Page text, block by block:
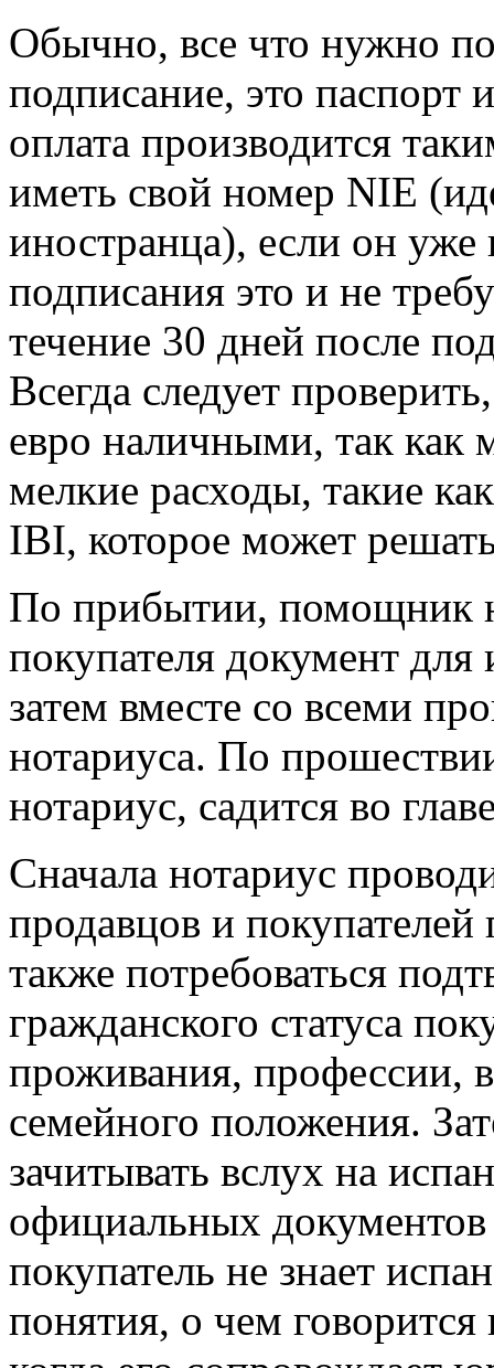
Обычно, все что нужно
подписание, это паспорт
оплата производится
иметь свой номер NIE
иностранца), если он
подписания это и не
течение 30 дней после
Всегда следует
евро наличными, так как
мелкие расходы, такие
IBI, которое может
По прибытии, помощник
покупателя документ
затем вместе со всеми
нотариуса. По
нотариус, садится во
Сначала нотариус
продавцов и
также потребоваться
гражданского статуса
проживания, профессии,
семейного положения.
зачитывать вслух на
официальных
покупатель не знает
понятия, о чем